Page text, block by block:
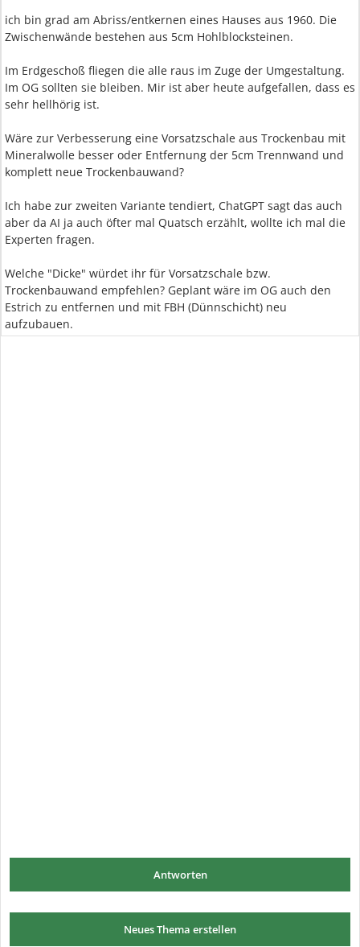
ich bin grad am Abriss/entkernen eines Hauses aus 1960. Die
Zwischenwände bestehen aus 5cm Hohlblocksteinen.
Im Erdgeschoß fliegen die alle raus im Zuge der Umgestaltung.
Im OG sollten sie bleiben. Mir ist aber heute aufgefallen, dass es
sehr hellhörig ist.
Wäre zur Verbesserung eine Vorsatzschale aus Trockenbau mit
Mineralwolle besser oder Entfernung der 5cm Trennwand und
komplett neue Trockenbauwand?
Ich habe zur zweiten Variante tendiert, ChatGPT sagt das auch
aber da AI ja auch öfter mal Quatsch erzählt, wollte ich mal die
Experten fragen.
Welche "Dicke" würdet ihr für Vorsatzschale bzw.
Trockenbauwand empfehlen? Geplant wäre im OG auch den
Estrich zu entfernen und mit FBH (Dünnschicht) neu
aufzubauen.
Antworten
Neues Thema erstellen